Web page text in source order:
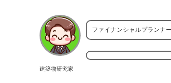
建築物研究家
ファイナンシャルプランナ